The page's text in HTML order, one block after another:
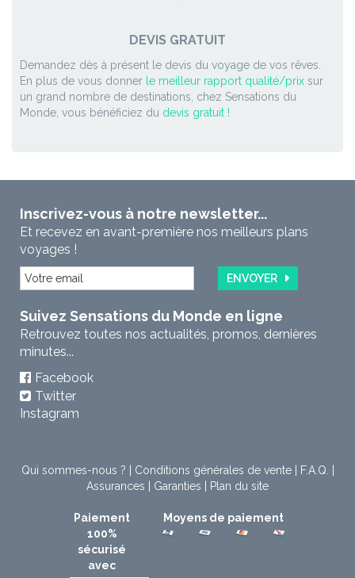
DEVIS GRATUIT
Demandez dès à présent le devis du voyage de vos rêves.
En plus de vous donner le meilleur rapport qualité/prix sur
un grand nombre de destinations, chez Sensations du
Monde, vous bénéficiez du devis gratuit !
Inscrivez-vous à notre newsletter...
Et recevez en avant-première nos meilleurs plans
voyages !
ENVOYER
Suivez Sensations du Monde en ligne
Retrouvez toutes nos actualités, promos, dernières
minutes...
Facebook
Twitter
Instagram
Qui sommes-nous ? Conditions générales de vente| F.A.Q.
Assurances
Garanties Plan du site
Paiement
100%
sécurisé
avec
Moyens de paiement